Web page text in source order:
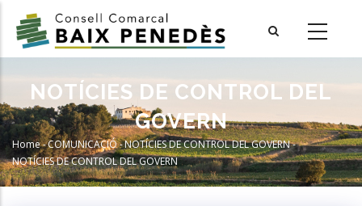
main
NOTÍCIES DE CONTROL DEL
GOVERN
Breadcrumb
Home-COMUNICACIÓ-NOTÍCIES DE CONTROL DEL GOVERN-
NOTÍCIES DE CONTROL DEL GOVERN